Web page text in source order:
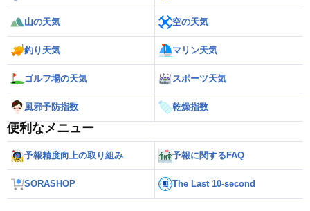
山の天気 空の天気
釣り天気 マリン天気
ゴルフ場の天気 スポーツ天気
風邪予防指数 乾燥指数
便利なメニュー
予報精度向上の取り組み 予報に関するFAQ
SORASHOP The Last 10-second